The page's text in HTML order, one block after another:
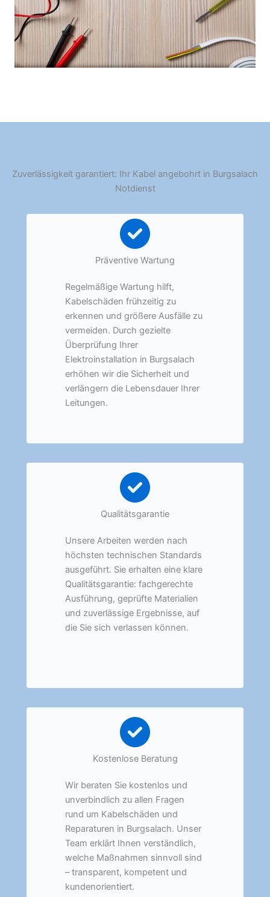
Zuverlässigkeit garantiert: Ihr Kabel angebohrt in Burgsalach
Notdienst
Präventive Wartung
Regelmäßige Wartung hilft,
Kabelschäden frühzeitig zu
erkennen und größere Ausfälle zu
vermeiden. Durch gezielte
Überprüfung Ihrer
Elektroinstallation in Burgsalach
erhöhen wir die Sicherheit und
verlängern die Lebensdauer Ihrer
Leitungen.
Qualitätsgarantie
Unsere Arbeiten werden nach
höchsten technischen Standards
ausgeführt. Sie erhalten eine klare
Qualitätsgarantie: fachgerechte
Ausführung, geprüfte Materialien
und zuverlässige Ergebnisse, auf
die Sie sich verlassen können.
Kostenlose Beratung
Wir beraten Sie kostenlos und
unverbindlich zu allen Fragen
rund um Kabelschäden und
Reparaturen in Burgsalach. Unser
Team erklärt Ihnen verständlich,
welche Maßnahmen sinnvoll sind
– transparent, kompetent und
kundenorientiert.